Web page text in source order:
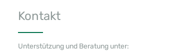
Kontakt
Unterstützung und Beratung unter: